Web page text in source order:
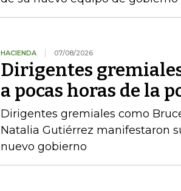
HACIENDA 07/08/2026
Dirigentes
a pocas horas de la
Dirigentes gremiales como
Natalia Gutiérrez manifestaron
nuevo gobierno